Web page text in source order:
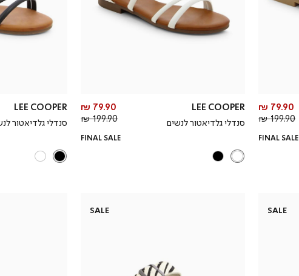
מחיר
מוצר
79.90 ₪
מחיר
199.90 ₪
FINAL SALE
LEE COOPER
סנדלי גלדיאטור לנשים
מחיר
מוצר
79.90 ₪
מחיר
199.90 ₪
FINAL SALE
LEE COOPER
סנדלי גלדיאטור
SALE
SALE